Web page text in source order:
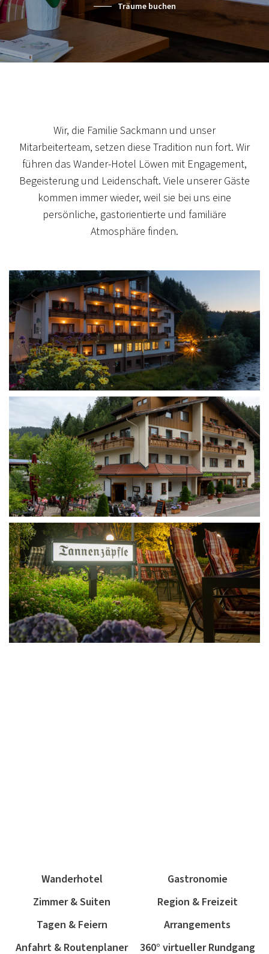
Träume buchen
Wir, die Familie Sackmann und unser
Mitarbeiterteam, setzen diese Tradition nun fort. Wir
führen das Wander-Hotel Löwen mit Engagement,
Begeisterung und Leidenschaft. Viele unserer Gäste
kommen immer wieder, weil sie bei uns eine
persönliche, gastorientierte und familiäre
Atmosphäre finden.
Wanderhotel
Gastronomie
Zimmer & Suiten
Region & Freizeit
Tagen & Feiern
Arrangements
Anfahrt & Routenplaner
360° virtueller Rundgang